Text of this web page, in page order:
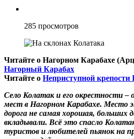
285 просмотров
Читайте о Нагорном Карабахе
Нагорный Карабах
Читайте о Неприступной крепости
Село Колатак и его окрестности –
мест в Нагорном Карабахе. Место
дорога не самая хорошая, больших
вкладывали. Всё это спасло
туристов и любителей пьянок на